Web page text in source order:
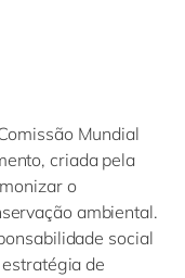
Mundial
criada pela
o
ambiental.
social
de